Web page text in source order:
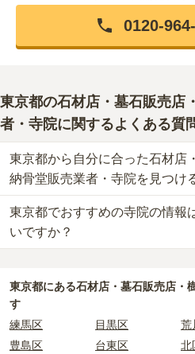
0120-
東京都の石材店・墓石販売店
者・寺院に関するよくある質
東京都から自分に合った石材店
納骨堂販売業者・寺院を見つけ
東京都で自分に合った業者を見つけ
ことが大切です。
なぜなら供養の種類ごとに、依頼す
例えば、墓石のお墓で供養をしたい
店」、お墓の後継ぎに心配がある方
ている「納骨堂販売業者」「寺院」
東京都でおすすめの寺院の情報
いですか？
方針や考え」「立地（通いやすさ）
切です。
長年にわたってご先祖様を供養する
東京都にある石材店・墓石販売店・
す
練馬区
目黒区 荒
豊島区
台東区 北